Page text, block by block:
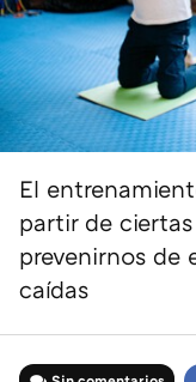
El
partir de
prevenirnos de
caídas